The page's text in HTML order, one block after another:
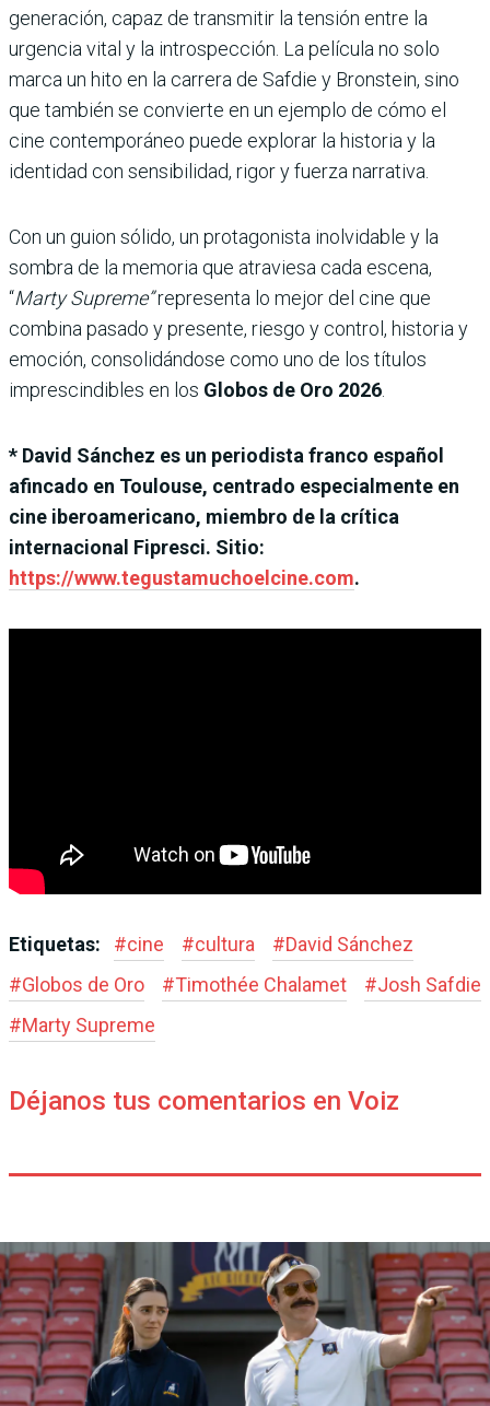
generación, capaz de transmitir la tensión entre la
urgencia vital y la introspección. La película no solo
marca un hito en la carrera de Safdie y Bronstein, sino
que también se convierte en un ejemplo de cómo el
cine contemporáneo puede explorar la historia y la
identidad con sensibilidad, rigor y fuerza narrativa.
Con un guion sólido, un protagonista inolvidable y la
sombra de la memoria que atraviesa cada escena,
“Marty Supreme”representa lo mejor del cine que
combina pasado y presente, riesgo y control, historia y
emoción, consolidándose como uno de los títulos
imprescindibles en los Globos de Oro 2026
* David Sánchez es un periodista franco español
afincado en Toulouse, centrado especialmente en
cine iberoamericano, miembro de la crítica
internacional Fipresci. Sitio:
https://www.tegustamuchoelcine.com.
Etiquetas: #cine #cultura #David Sánchez
#Globos de Oro #Timothée Chalamet #Josh Safdie
#Marty Supreme
Déjanos tus comentarios en Voiz